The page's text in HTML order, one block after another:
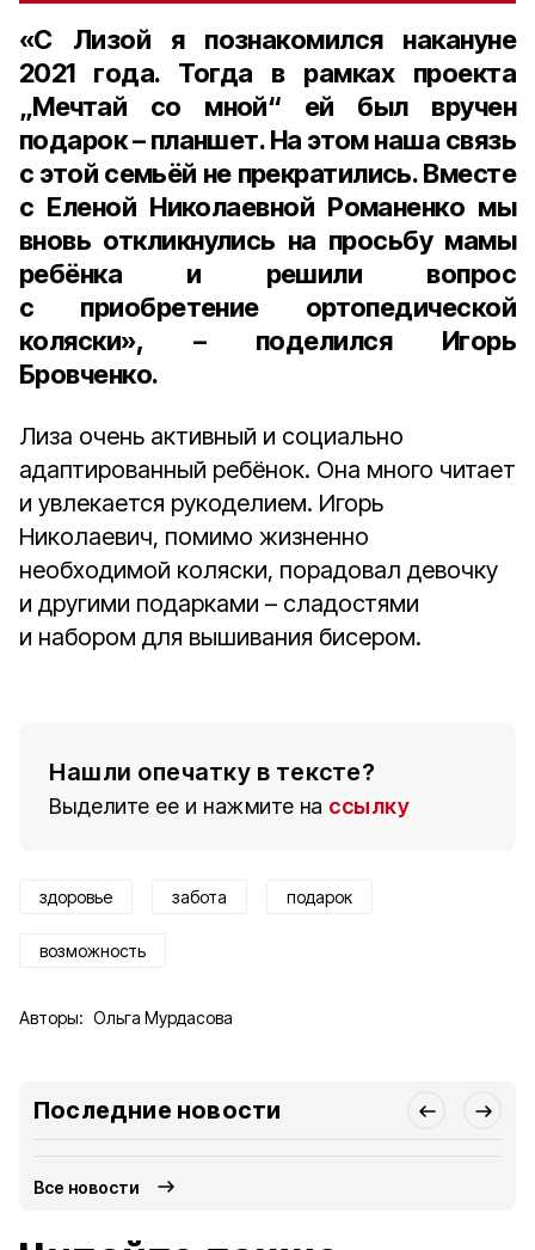
«С Лизой я познакомился накануне
2021 года. Тогда в рамках проекта
„Мечтай со мной“ ей был вручен
подарок – планшет. На этом наша связь
с этой семьёй не прекратились. Вместе
с Еленой Николаевной Романенко мы
вновь откликнулись на просьбу мамы
ребёнка и решили вопрос
с приобретение ортопедической
коляски», – поделился Игорь
Бровченко.
Лиза очень активный и социально
адаптированный ребёнок. Она много читает
и увлекается рукоделием. Игорь
Николаевич, помимо жизненно
необходимой коляски, порадовал девочку
и другими подарками – сладостями
и набором для вышивания бисером.
Нашли опечатку в тексте?
Выделите ее и нажмите на ссылку
здоровье забота подарок
возможность
Авторы: Ольга Мурдасова
Последние новости
Все новости